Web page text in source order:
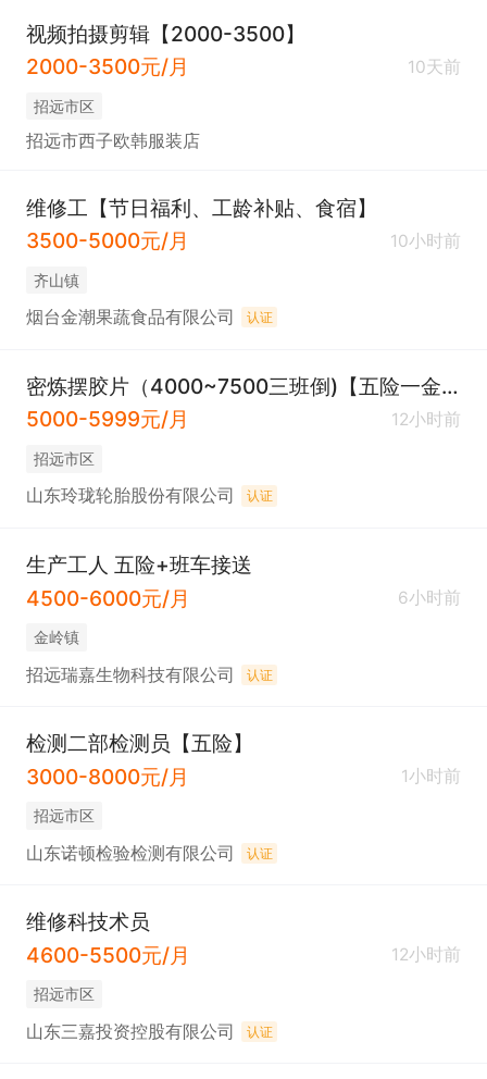
视频拍摄剪辑【2000-3500】
2000-3500元/月
10天前
招远市区
招远市西子欧韩服装店
维修工【节日福利、工龄补贴、食宿】
3500-5000元/月
10小时前
齐山镇
烟台金潮果蔬食品有限公司 认证
密炼摆胶片（4000~7500三班倒)【五险一金】
5000-5999元/月
12小时前
招远市区
山东玲珑轮胎股份有限公司 认证
生产工人 五险+班车接送
4500-6000元/月
6小时前
金岭镇
招远瑞嘉生物科技有限公司 认证
检测二部检测员【五险】
3000-8000元/月
1小时前
招远市区
山东诺顿检验检测有限公司 认证
维修科技术员
4600-5500元/月
12小时前
招远市区
山东三嘉投资控股有限公司 认证